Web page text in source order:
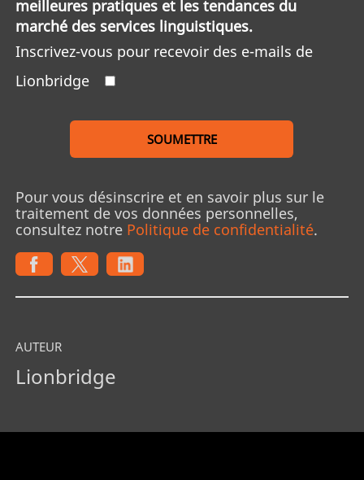
meilleures pratiques et les tendances du
marché des services linguistiques.
Inscrivez-vous pour recevoir des e-mails de
Lionbridge
SOUMETTRE
Pour vous désinscrire et en savoir plus sur le
traitement de vos données personnelles,
consultez notre Politique de confidentialité.
AUTEUR
Lionbridge